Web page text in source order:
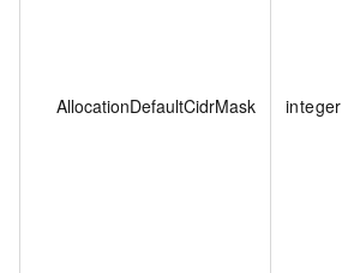
AllocationDefaultCidrMask integer